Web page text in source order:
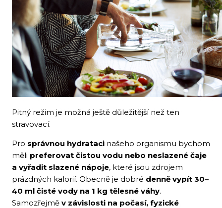
Pitný režim je možná ještě důležitější než ten
stravovací.
Pro správnou hydrataci našeho organismu bychom
měli preferovat čistou vodu nebo neslazené čaje
a vyřadit slazené nápoje, které jsou zdrojem
prázdných kalorií. Obecně je dobré denně vypít 30–
40 ml čisté vody na 1 kg tělesné váhy.
Samozřejmě v závislosti na počasí, fyzické